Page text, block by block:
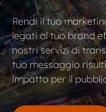
Rendi il tuo
legati al tuo brand
nostri servizi di
tuo messaggio
impatto per il